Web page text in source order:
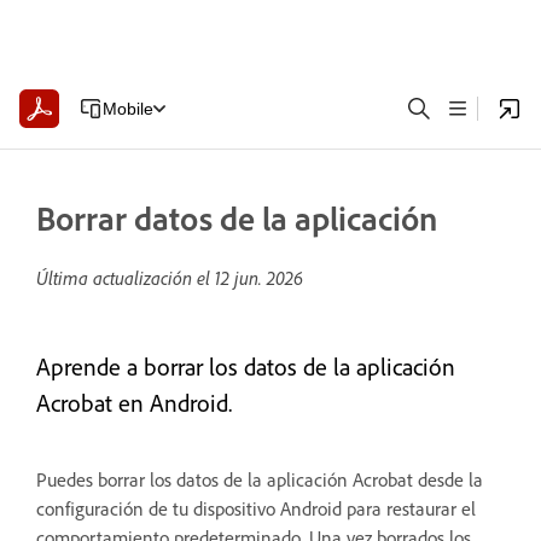
Mobile
Borrar datos de la aplicación
Última actualización el 12 jun. 2026
Aprende a borrar los datos de la aplicación
Acrobat en Android.
Puedes borrar los datos de la aplicación Acrobat desde la
configuración de tu dispositivo Android para restaurar el